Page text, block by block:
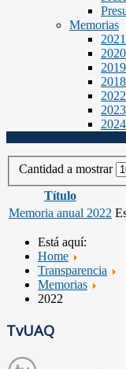
Memorias
2021
2020
2019
2018
2022
2023
2024
Cantidad a mostrar
Título
Memoria anual 2022
Está aquí:
Home
Transparencia
Memorias
2022
TvUAQ